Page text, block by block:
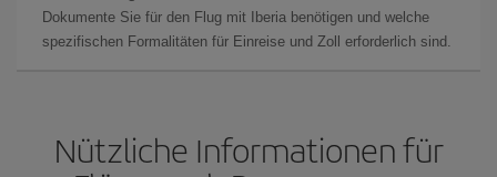
Dokumente Sie für den Flug mit Iberia benötigen und welche
spezifischen Formalitäten für Einreise und Zoll erforderlich sind.
Nützliche Informationen für